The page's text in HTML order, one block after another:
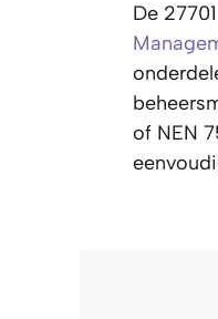
De
of NEN